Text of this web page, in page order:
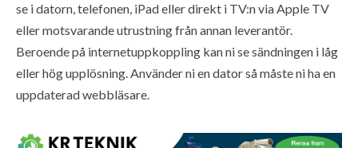
se i datorn, telefonen, iPad eller direkt i TV:n via Apple TV
eller motsvarande utrustning från annan leverantör.
Beroende på internetuppkoppling kan ni se sändningen i låg
eller hög upplösning. Använder ni en dator så måste ni ha en
uppdaterad webbläsare.